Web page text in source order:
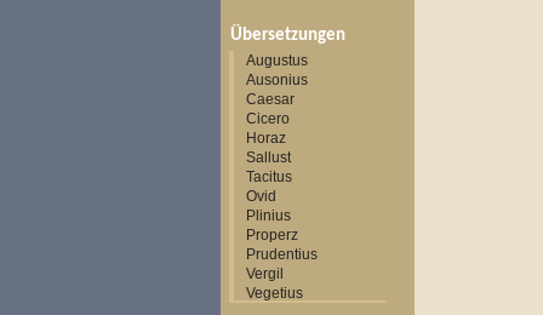
Übersetzungen
Augustus
Ausonius
Caesar
Cicero
Horaz
Sallust
Tacitus
Ovid
Plinius
Properz
Prudentius
Vergil
Vegetius